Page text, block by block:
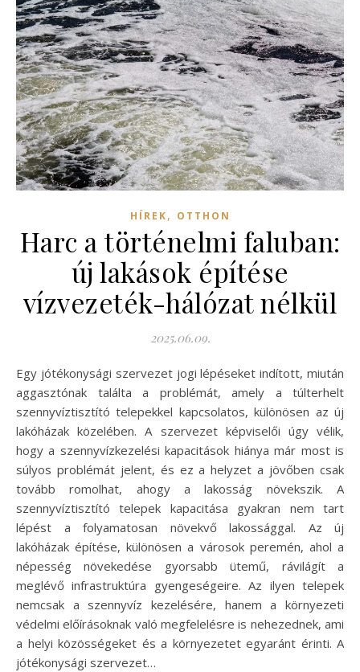
HÍREK, OTTHON
Harc a történelmi faluban:
új lakások építése
vízvezeték-hálózat nélkül
2025.06.09.
Egy jótékonysági szervezet jogi lépéseket indított, miután
aggasztónak találta a problémát, amely a túlterhelt
szennyvíztisztító telepekkel kapcsolatos, különösen az új
lakóházak közelében. A szervezet képviselői úgy vélik,
hogy a szennyvízkezelési kapacitások hiánya már most is
súlyos problémát jelent, és ez a helyzet a jövőben csak
tovább romolhat, ahogy a lakosság növekszik. A
szennyvíztisztító telepek kapacitása gyakran nem tart
lépést a folyamatosan növekvő lakossággal. Az új
lakóházak építése, különösen a városok peremén, ahol a
népesség növekedése gyorsabb ütemű, rávilágít a
meglévő infrastruktúra gyengeségeire. Az ilyen telepek
nemcsak a szennyvíz kezelésére, hanem a környezeti
védelmi előírásoknak való megfelelésre is nehezednek, ami
a helyi közösségeket és a környezetet egyaránt érinti. A
jótékonysági szervezet…